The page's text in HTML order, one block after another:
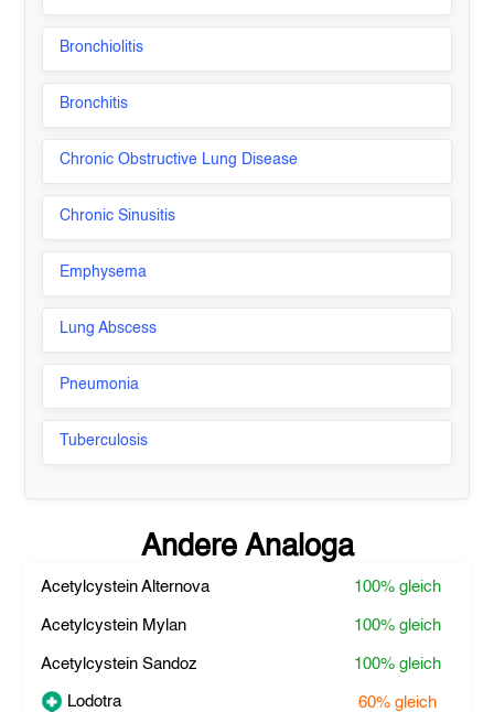
Bronchiolitis
Bronchitis
Chronic Obstructive Lung Disease
Chronic Sinusitis
Emphysema
Lung Abscess
Pneumonia
Tuberculosis
Andere Analoga
Acetylcystein Alternova 100% gleich
Acetylcystein Mylan 100% gleich
Acetylcystein Sandoz 100% gleich
Lodotra 60% gleich